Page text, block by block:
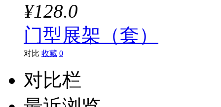
¥128.0
门型展架（套）
对比 收藏 0
对比栏